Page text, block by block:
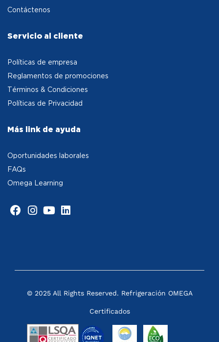
Contáctenos
Servicio al cliente
Políticas de empresa
Reglamentos de promociones
Términos & Condiciones
Políticas de Privacidad
Más link de ayuda
Oportunidades laborales
FAQs
Omega Learning
© 2025 All Rights Reserved. Refrigeración OMEGA
Certificados